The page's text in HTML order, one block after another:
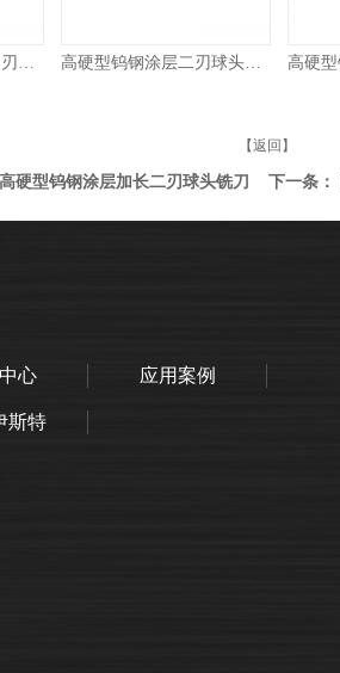
高硬型钨钢涂层二刃球头铣刀
【返回】
高硬型钨钢涂层加长二刃球头铣刀 下一条：
心 应用案例
斯特